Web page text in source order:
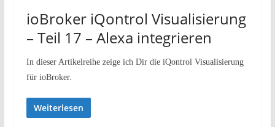
ioBroker iQontrol Visualisierung
– Teil 17 – Alexa integrieren
In dieser Artikelreihe zeige ich Dir die iQontrol Visualisierung
für ioBroker.
Weiterlesen